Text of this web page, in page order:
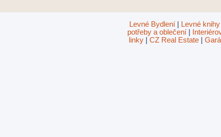
Levné Bydlení | Levné knihy
potřeby a oblečení |
linky| CZ Real Estate|